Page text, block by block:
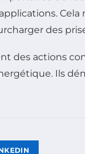
des
des actions
Ils